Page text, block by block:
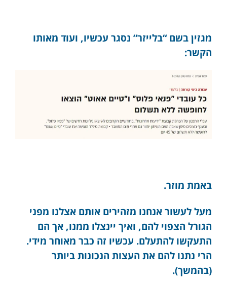
מגזין בשם “בלייזר” נסגר עכשיו, ועוד מאותו
הקשר:
באמת מוזר.
מעל לעשור אנחנו מזהירים אותם אצלנו מפני
הגורל הצפוי להם, ואיך יינצלו ממנו, אך הם
התעקשו להתעלם. עכשיו זה כבר מאוחר מידי.
הרי נתנו להם את העצות הנכונות ביותר
(בהמשך).